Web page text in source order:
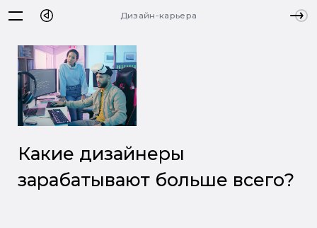
Дизайн-карьера
Какие дизайнеры
зарабатывают больше всего?